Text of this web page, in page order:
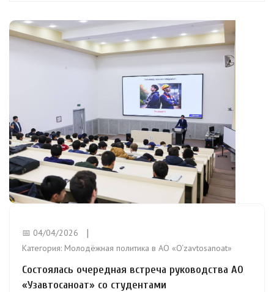
📅 04/04/2026
Категория: Молодёжная политика в АО «O‘zavtosanoat»
Состоялась очередная встреча руководства АО
«Узавтосаноат» со студентами